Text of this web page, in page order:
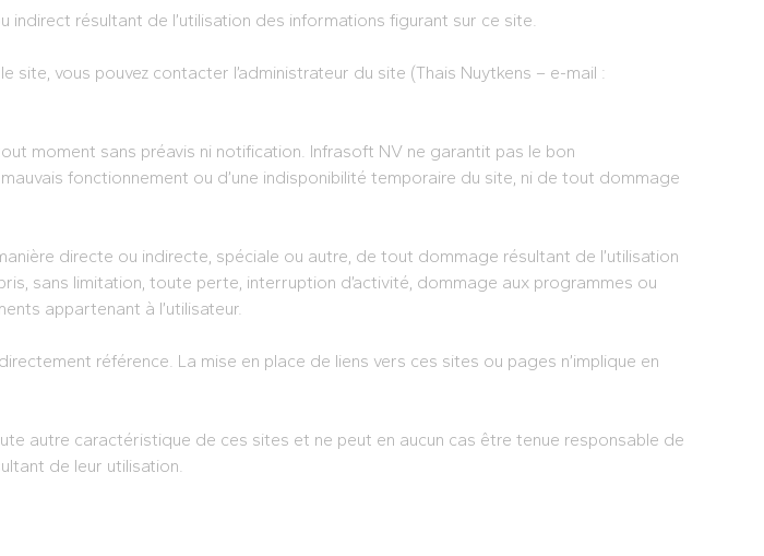
résultant de l’utilisation des informations figurant sur ce site.
vous pouvez contacter l’administrateur du site (Thais Nuytkens – e-mail :
moment sans préavis ni notification. Infrasoft NV ne garantit pas le bon
fonctionnement ou d’une indisponibilité temporaire du site, ni de tout dommage
directe ou indirecte, spéciale ou autre, de tout dommage résultant de l’utilisation
sans limitation, toute perte, interruption d’activité, dommage aux programmes ou
appartenant à l’utilisateur.
référence. La mise en place de liens vers ces sites ou pages n’implique en
autre caractéristique de ces sites et ne peut en aucun cas être tenue responsable de
de leur utilisation.